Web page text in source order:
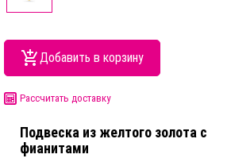
Добавить в корзину
Рассчитать доставку
Подвеска из желтого золота c
фианитами